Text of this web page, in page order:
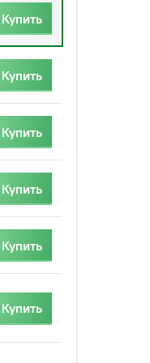
Купить
Купить
Купить
Купить
Купить
Купить